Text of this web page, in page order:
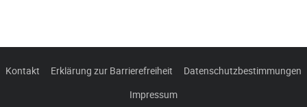
Kontakt Erklärung zur Barrierefreiheit
Datenschutzbestimmungen
Impressum